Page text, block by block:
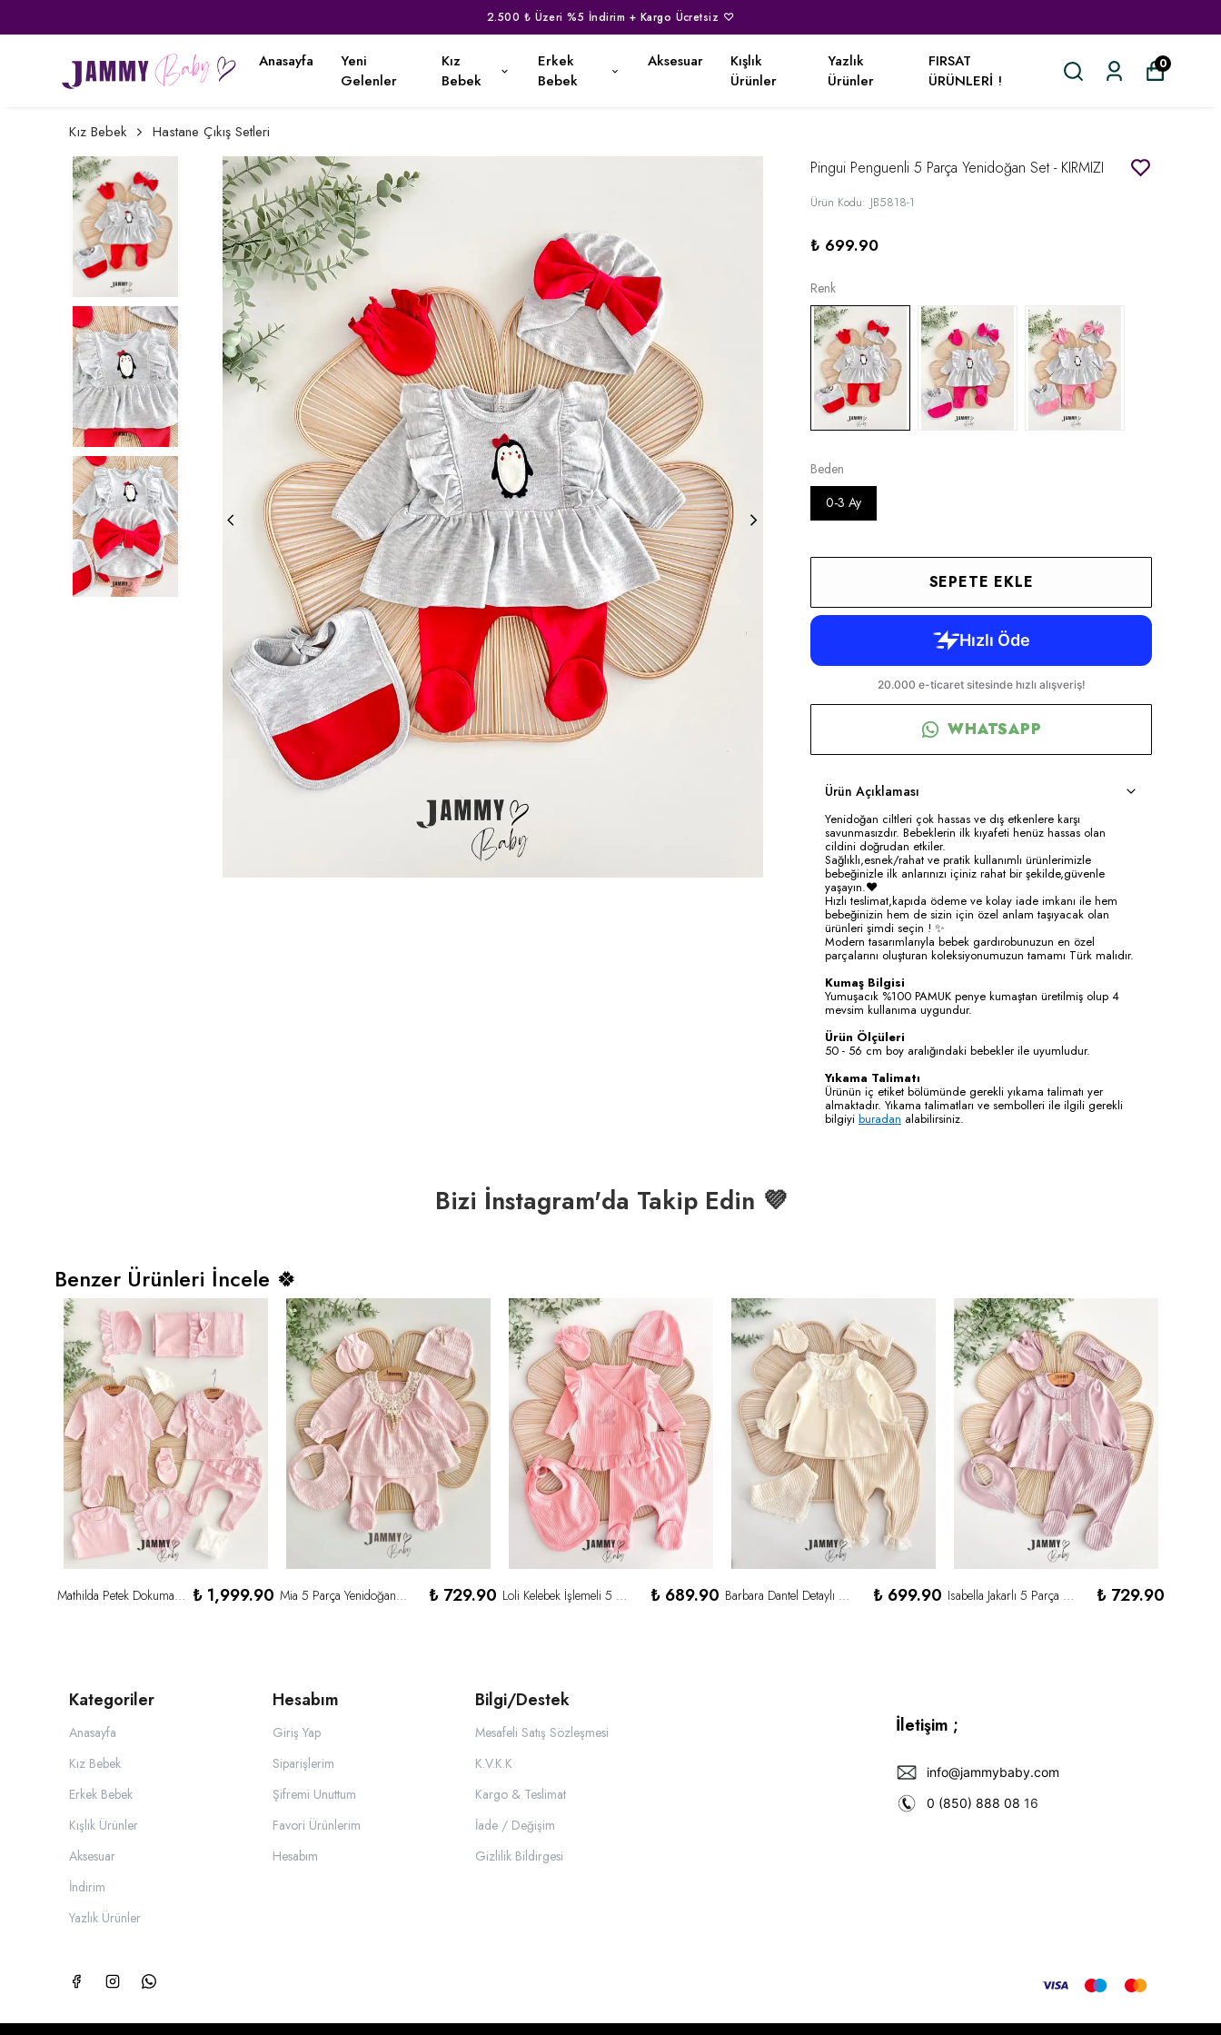
2.500 ₺ Üzeri %5 İndirim + Kargo Ücretsiz ♡
Anasayfa
Yeni
Gelenler
Kız
Bebek
Erkek
Bebek
Aksesuar
Kışlık
Ürünler
Yazlık
Ürünler
FIRSAT
ÜRÜNLERİ !
0
Kız Bebek Hastane Çıkış Setleri
Pingui Penguenli 5 Parça Yenidoğan Set - KIRMIZI
Ürün Kodu: JB5818-1
₺ 699.90
Renk
Beden
0-3 Ay
SEPETE EKLE
WHATSAPP
Ürün Açıklaması
Yenidoğan ciltleri çok hassas ve dış etkenlere karşı
savunmasızdır. Bebeklerin ilk kıyafeti henüz hassas olan
cildini doğrudan etkiler.
Sağlıklı,esnek/rahat ve pratik kullanımlı ürünlerimizle
bebeğinizle ilk anlarınızı içiniz rahat bir şekilde,güvenle
yaşayın.❤️
Hızlı teslimat,kapıda ödeme ve kolay iade imkanı ile hem
bebeğinizin hem de sizin için özel anlam taşıyacak olan
ürünleri şimdi seçin ! ✨
Modern tasarımlarıyla bebek gardırobunuzun en özel
parçalarını oluşturan koleksiyonumuzun tamamı Türk malıdır.
Kumaş Bilgisi
Yumuşacık %100 PAMUK penye kumaştan üretilmiş olup 4
mevsim kullanıma uygundur.
Ürün Ölçüleri
50 - 56 cm boy aralığındaki bebekler ile uyumludur.
Yıkama Talimatı
Ürünün iç etiket bölümünde gerekli yıkama talimatı yer
almaktadır. Yıkama talimatları ve sembolleri ile ilgili gerekli
bilgiyi buradan alabilirsiniz.
Bizi İnstagram'da Takip Edin 💜
Benzer Ürünleri İncele 🍀
Mathilda Petek Dokuma 10 Parça Yenidoğan Set-PEMBE ₺ 1,999.90 Mia 5 Parça Yenidoğan Set-PEMBE ₺ 729.90 Loli Kelebek İşlemeli 5 Parça Yenidoğan Set-SOMON ₺ 689.90 Barbara Dantel Detaylı 5 Parça Yenidoğan Set-KREM ₺ 699.90 Isabella Jakarlı 5 Parça Yenidoğan Set- SOFT LİLA ₺ 729.90
Kategoriler
Anasayfa
Kız Bebek
Erkek Bebek
Kışlık Ürünler
Aksesuar
İndirim
Yazlık Ürünler
Hesabım
Giriş Yap
Siparişlerim
Şifremi Unuttum
Favori Ürünlerim
Hesabım
Bilgi/Destek
Mesafeli Satış Sözleşmesi
K.V.K.K
Kargo & Teslimat
İade / Değişim
Gizlilik Bildirgesi
İletişim ;
info@jammybaby.com
0 (850) 888 08 16